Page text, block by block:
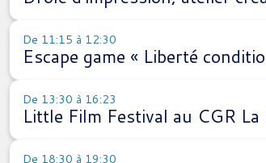
De 11:15 à 12:30
Escape game « Liberté
De 13:30 à 16:23
Little Film Festival au CGR
De 18:30 à 19:30